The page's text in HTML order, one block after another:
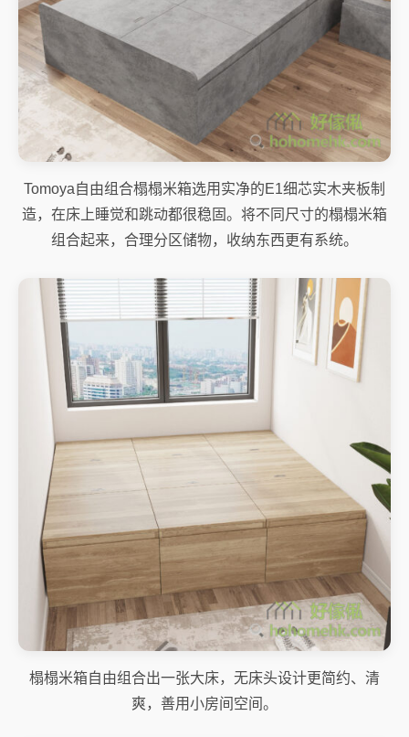
Tomoya自由组合榻榻米箱选用实净的E1细芯实木夹板制
造，在床上睡觉和跳动都很稳固。将不同尺寸的榻榻米箱
组合起来，合理分区储物，收纳东西更有系统。
榻榻米箱自由组合出一张大床，无床头设计更简约、清
爽，善用小房间空间。